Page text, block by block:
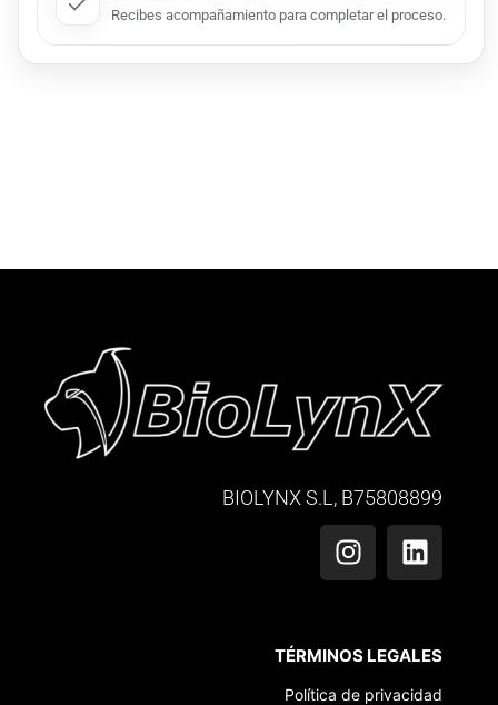
Recibes acompañamiento para completar el proceso.
BIOLYNX S.L, B75808899
TÉRMINOS LEGALES
Política de privacidad